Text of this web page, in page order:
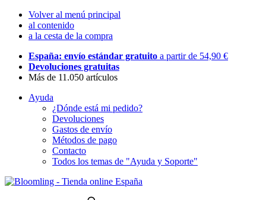
Volver al menú principal
al contenido
a la cesta de la compra
España: envío estándar gratuito a partir de 54,90 €
Devoluciones gratuitas
Más de 11.050 artículos
Ayuda
¿Dónde está mi pedido?
Devoluciones
Gastos de envío
Métodos de pago
Contacto
Todos los temas de "Ayuda y Soporte"